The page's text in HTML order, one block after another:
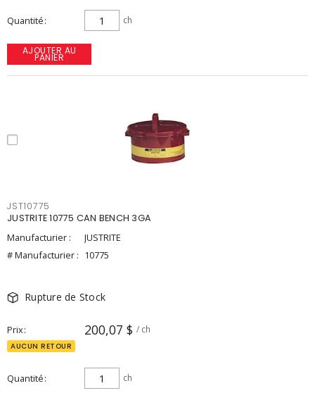
Quantité ch
AJOUTER AU
PANIER
JST10775
JUSTRITE 10775 CAN BENCH 3GA
Manufacturier :
JUSTRITE
# Manufacturier : 10775
Rupture de Stock
Prix 200,07 $ / ch
AUCUN RETOUR
Quantité ch